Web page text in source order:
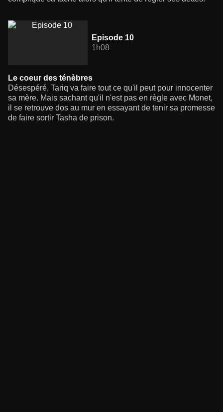
Episode 10
1h08
Le coeur des ténèbres
Désespéré, Tariq va faire tout ce qu'il peut pour innocenter
sa mère. Mais sachant qu'il n'est pas en règle avec Monet,
il se retrouve dos au mur en essayant de tenir sa promesse
de faire sortir Tasha de prison.